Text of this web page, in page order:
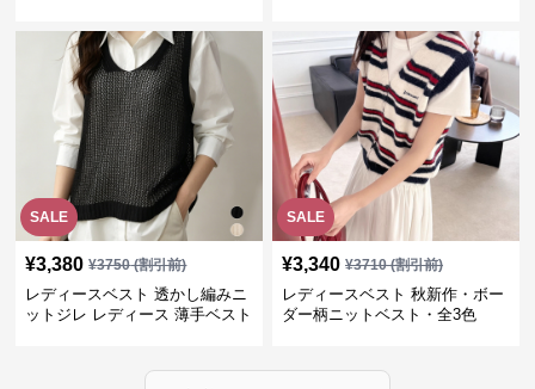
SALE
¥3,380 ¥3750(割引前)
レディースベスト 透かし編みニ
ットジレ レディース 薄手ベスト
SALE
¥3,340 ¥3710(割引前)
レディースベスト 秋新作・ボー
ダー柄ニットベスト・全3色